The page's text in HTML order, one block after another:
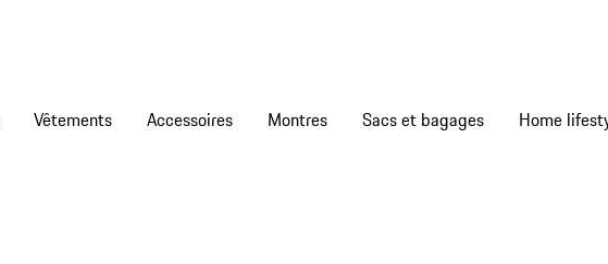
Vêtements Accessoires Montres Sacs et bagages Home